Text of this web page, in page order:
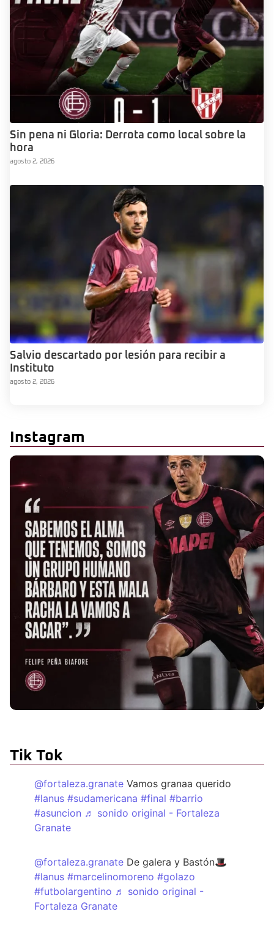
Sin pena ni Gloria: Derrota como local sobre la
hora
agosto 2, 2026
Salvio descartado por lesión para recibir a
Instituto
agosto 2, 2026
Instagram
Tik Tok
@fortaleza.granate Vamos granaa querido
#lanus #sudamericana #final #barrio
#asuncion ♬ sonido original - Fortaleza
Granate
@fortaleza.granate De galera y Bastón🎩
#lanus #marcelinomoreno #golazo
#futbolargentino ♬ sonido original -
Fortaleza Granate